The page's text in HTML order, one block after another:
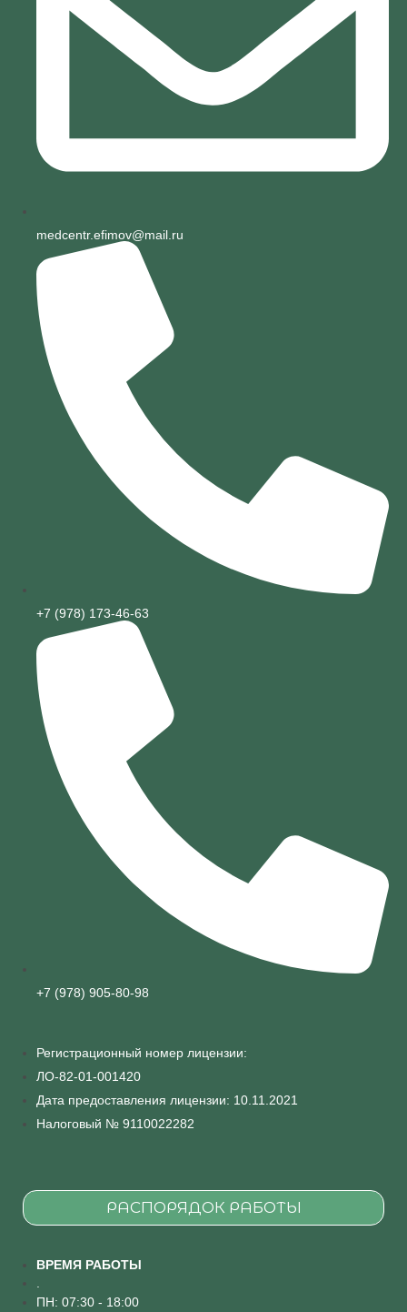
medcentr.efimov@mail.ru
+7 (978) 173-46-63
+7 (978) 905-80-98
Регистрационный номер лицензии:
ЛО-82-01-001420
Дата предоставления лицензии: 10.11.2021
Налоговый № 9110022282
РАСПОРЯДОК РАБОТЫ
ВРЕМЯ РАБОТЫ
ПН: 07:30 - 18:00